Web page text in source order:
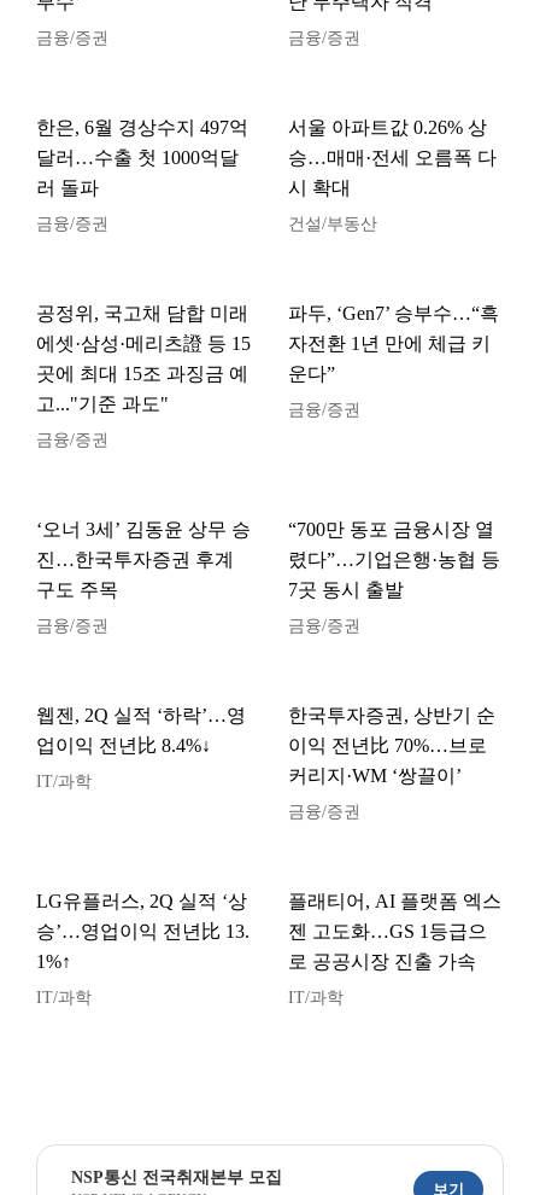
금융/증권 금융/증권
한은, 6월 경상수지 497억
달러…수출 첫 1000억달
러 돌파
금융/증권
서울 아파트값 0.26% 상
승…매매·전세 오름폭 다
시 확대
건설/부동산
공정위, 국고채 담합 미래
에셋·삼성·메리츠證 등 15
곳에 최대 15조 과징금 예
고..."기준 과도"
금융/증권
파두, ‘Gen7’ 승부수…“흑
자전환 1년 만에 체급 키
운다”
금융/증권
‘오너 3세’ 김동윤 상무 승
진…한국투자증권 후계
구도 주목
금융/증권
“700만 동포 금융시장 열
렸다”…기업은행·농협 등
7곳 동시 출발
금융/증권
웹젠, 2Q 실적 ‘하락’…영
업이익 전년比 8.4%↓
IT/과학
한국투자증권, 상반기 순
이익 전년比 70%…브로
커리지·WM ‘쌍끌이’
금융/증권
LG유플러스, 2Q 실적 ‘상
승’…영업이익 전년比 13.
1%↑
IT/과학
플래티어, AI 플랫폼 엑스
젠 고도화…GS 1등급으
로 공공시장 진출 가속
IT/과학
NSP통신 전국취재본부 모집
보기